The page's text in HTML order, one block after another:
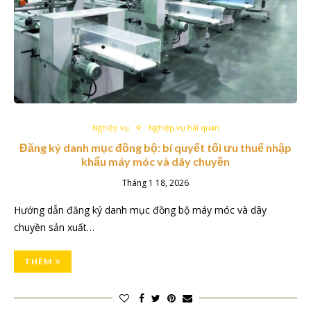
Nghiệp vụ Nghiệp vụ hải quan
Đăng ký danh mục đồng bộ: bí quyết tối ưu thuế nhập
khẩu máy móc và dây chuyền
Tháng 1 18, 2026
Hướng dẫn đăng ký danh mục đồng bộ máy móc và dây
chuyền sản xuất…
THÊM